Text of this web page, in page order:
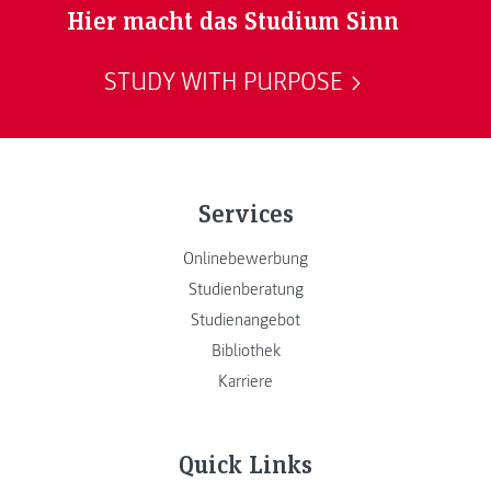
Hier macht das Studium Sinn
STUDY WITH PURPOSE
Services
Onlinebewerbung
Studienberatung
Studienangebot
Bibliothek
Karriere
Quick Links